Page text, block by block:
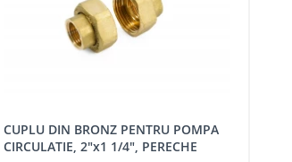
CUPLU DIN BRONZ PENTRU POMPA
CIRCULATIE, 2"x1 1/4", PERECHE